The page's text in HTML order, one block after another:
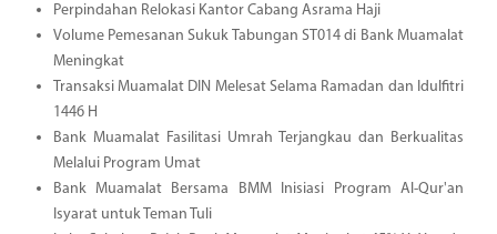
Perpindahan Relokasi Kantor Cabang Asrama Haji
Volume Pemesanan Sukuk Tabungan ST014 di Bank Muamalat
Meningkat
Transaksi Muamalat DIN Melesat Selama Ramadan dan Idulfitri
1446 H
Bank Muamalat Fasilitasi Umrah Terjangkau dan Berkualitas
Melalui Program Umat
Bank Muamalat Bersama BMM Inisiasi Program Al-Qur'an
Isyarat untuk Teman Tuli